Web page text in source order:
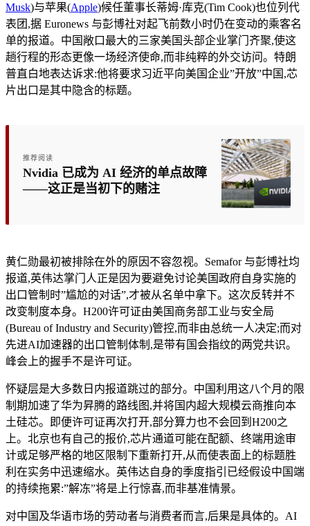
Musk)与苹果(Apple)候任董事长蒂姆·库克(Tim Cook)也位列代
表团,据 Euronews 与彭博社对起飞前数小时仍在变动的乘客名
单的报道。中国敞口最大的三家美国头部企业掌门齐聚,使这
趟行程的形态更像一场经济使命,而非纯粹的外交访问。特朗
普直白地表达诉求:他将要求习近平向美国企业”开放”中国,芯
片出口是其中隐含的标题。
推荐阅读
Nvidia 已成为 AI 经济的单点故障
——这正是当初下的赌注
黄仁勋最初被排除在外的原因不容忽视。Semafor 与彭博社均
报道,英伟达掌门人正是因为要避免讨论美国政府自身实施的
出口管制时”尴尬的对话”,才被从名单中拿下。这次反转并不
改变制度本身。H200许可证由美国商务部工业与安全局
(Bureau of Industry and Security)管控,而非由总统一人决定;而对
先进AI加速器的出口管制体制,是带有国会指纹的两党共识。
峰会上的握手不是许可证。
怀疑层是大多数日内报道跳过的部分。中国利用这八个月的限
制期加速了华为昇腾的路线图,并将国内超大规模云商推向本
土硅芯。即便许可证再次打开,部分算力也不会回到H200之
上。北京也有自己的报价,芯片通道可能在配额、终端用途审
计或足够严格的地区限制下重新打开,从而使表面上的标题胜
利在实务中迅速缩水。英伟达自身的季度指引已经假设中国端
的持续拖累:”解冻”将是上行惊喜,而非基准情景。
对中国及华语市场的劳动者与消费者而言,后果是具体的。AI